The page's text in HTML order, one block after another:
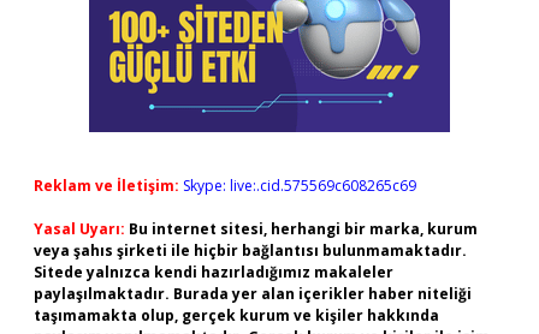
Reklam ve İletişim: Skype: live:.cid.575569c608265c69
Yasal Uyarı: Bu internet sitesi, herhangi bir marka, kurum
veya şahıs şirketi ile hiçbir bağlantısı bulunmamaktadır.
Sitede yalnızca kendi hazırladığımız makaleler
paylaşılmaktadır. Burada yer alan içerikler haber niteliği
taşımamakta olup, gerçek kurum ve kişiler hakkında